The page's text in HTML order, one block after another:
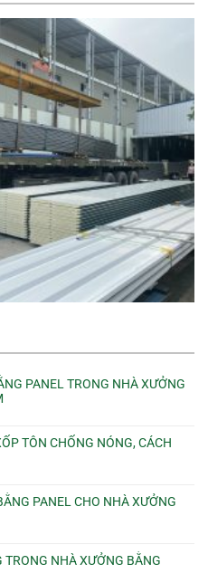
PANEL TRONG NHÀ XƯỞNG
TÔN CHỐNG NÓNG, CÁCH
PANEL CHO NHÀ XƯỞNG
NHÀ XƯỞNG BẰNG